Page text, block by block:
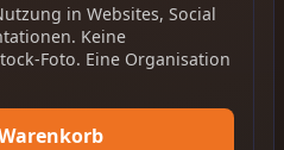
in Websites, Social
Keine
Foto. Eine Organisation